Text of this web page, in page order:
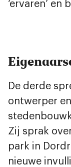
‘ervaren’ en
De derde
ontwerper
Zij sprak
park in
nieuwe